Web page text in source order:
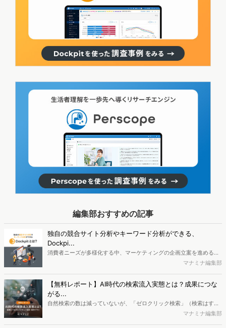
編集部おすすめの記事
独自の競合サイト分析やキーワード分析ができる、
Dockpi...
消費者ニーズが多様化する中、マーケティングの企画立案を進める上
で、競合分析や消費者分析の重要性がより高まっています。Web行動
データを活用し、Web上の消費者行動を起点とした競合サイト分析や
消費者分析が可能です。今回はDockpitならではの利便性の高い機能
や活用方法を解説します。
マナミナ編集部
【無料レポート】AI時代の検索流入実態とは？成果につな
がる...
自然検索の数は減っていないが、「ゼロクリック検索」（検索はする
がページには流入しない）の割合が増加しているのが、AI時代の検索
マナミナ編集部